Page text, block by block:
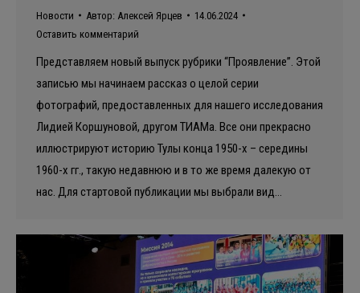
Новости Автор: Алексей Ярцев
14.06.2024
Оставить комментарий
Представляем новый выпуск рубрики “Проявление”. Этой
записью мы начинаем рассказ о целой серии
фотографий, предоставленных для нашего исследования
Лидией Коршуновой, другом ТИАМа. Все они прекрасно
иллюстрируют историю Тулы конца 1950-х – середины
1960-х гг., такую недавнюю и в то же время далекую от
нас. Для стартовой публикации мы выбрали вид…